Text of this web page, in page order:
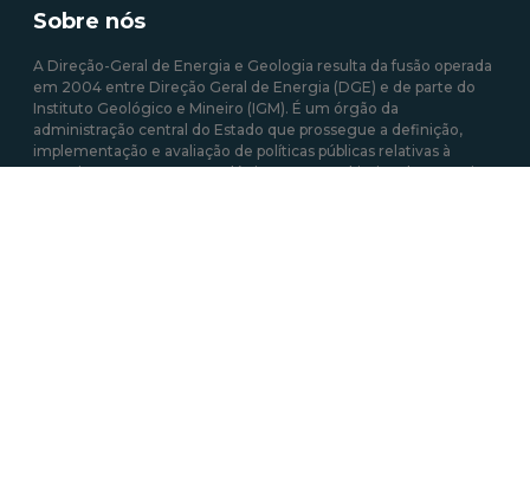
Sobre nós
A Direção-Geral de Energia e Geologia resulta da fusão operada
em 2004 entre Direção Geral de Energia (DGE) e de parte do
Instituto Geológico e Mineiro (IGM). É um órgão da
administração central do Estado que prossegue a definição,
implementação e avaliação de políticas públicas relativas à
energia e aos recursos geológicos, com o objetivo de garantir a